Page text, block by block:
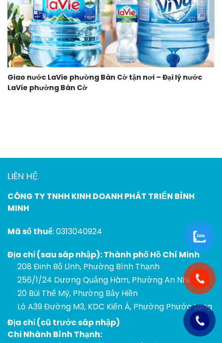
Giao nước LaVie phường Bàn Cờ tận nơi – Đại lý nước
LaVie phường Bàn Cờ
LIÊN HỆ
CÔNG TY TNHH KINH DOANH PHÁT TRIỂN BÌNH
MINH
Mã số thuế: 0313040924
Địa chỉ (sau sáp nhập): Thành phố Hồ Chí Minh
208 Đinh Bộ Lĩnh, Phường Bình Thạnh
256/1/24 Dương Quảng Hàm, Phường An Nhơn
20 Bùi Thế Mỹ, Phường Bảy Hiền
Lô A39 Đường M3, KDC Kiến Á, Phường Phước Long
Địa chỉ (cũ trước sáp nhập)
Chi Nhánh Bình Thạnh: